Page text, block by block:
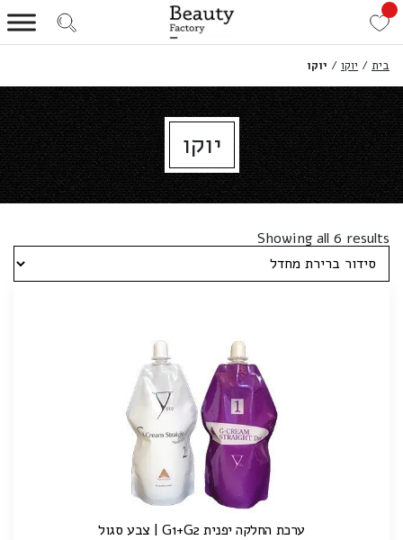
בית / יוקו / יוקו
יוקו
Showing all 6 results
ערכת החלקה יפנית G1+G2 | צבע סגול